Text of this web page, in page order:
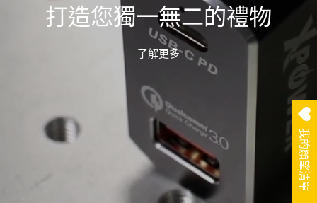
打造您獨一無二的禮物
了解更多
我的願望清單